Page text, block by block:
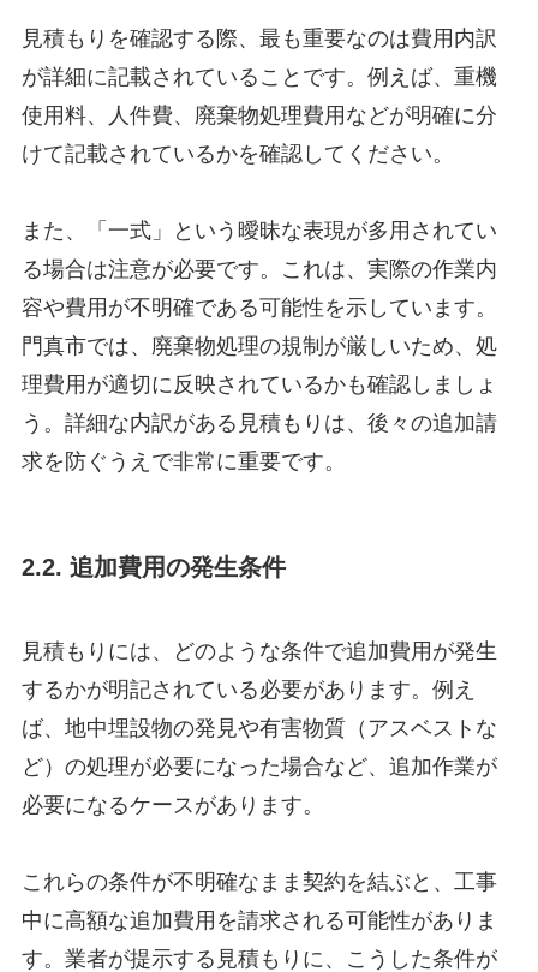
見積もりを確認する際、最も重要なのは費用内訳
が詳細に記載されていることです。例えば、重機
使用料、人件費、廃棄物処理費用などが明確に分
けて記載されているかを確認してください。
また、「一式」という曖昧な表現が多用されてい
る場合は注意が必要です。これは、実際の作業内
容や費用が不明確である可能性を示しています。
門真市では、廃棄物処理の規制が厳しいため、処
理費用が適切に反映されているかも確認しましょ
う。詳細な内訳がある見積もりは、後々の追加請
求を防ぐうえで非常に重要です。
2.2. 追加費用の発生条件
見積もりには、どのような条件で追加費用が発生
するかが明記されている必要があります。例え
ば、地中埋設物の発見や有害物質（アスベストな
ど）の処理が必要になった場合など、追加作業が
必要になるケースがあります。
これらの条件が不明確なまま契約を結ぶと、工事
中に高額な追加費用を請求される可能性がありま
す。業者が提示する見積もりに、こうした条件が